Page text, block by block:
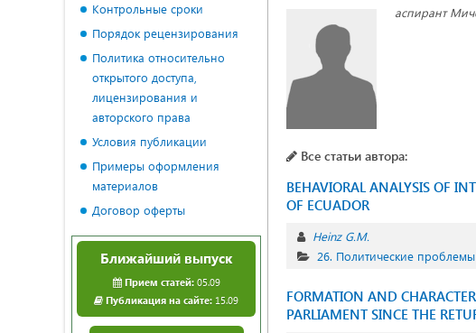
аспирант
Все статьи автора:
BEHAVIORAL ANALYSIS OF
OF ECUADOR
Heinz G.M.
26. Политические
FORMATION AND
PARLIAMENT SINCE THE
Контрольные сроки
Порядок рецензирования
Политика относительно
открытого доступа,
лицензирования и
авторского права
Условия публикации
Примеры оформления
материалов
Договор оферты
Ближайший выпуск
Прием статей:05.09
Публикация на сайте: 15.09